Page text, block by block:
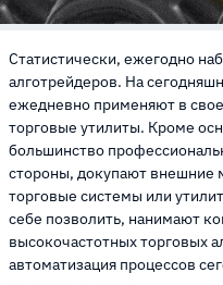
Статистически, ежегодно
алготрейдеров. На
ежедневно применяют в
торговые утилиты. Кроме
большинство
стороны, докупают внешние
торговые системы или
себе позволить, нанимают
высокочастотных торговых
автоматизация процессов